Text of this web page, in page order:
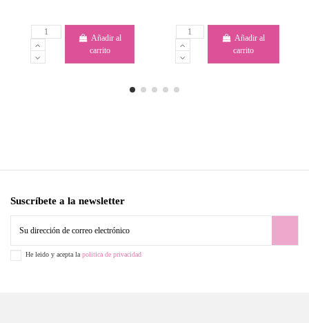
Añadir al
carrito
Añadir al
carrito
Suscríbete a la newsletter
He leido y acepta la politica de privacidad